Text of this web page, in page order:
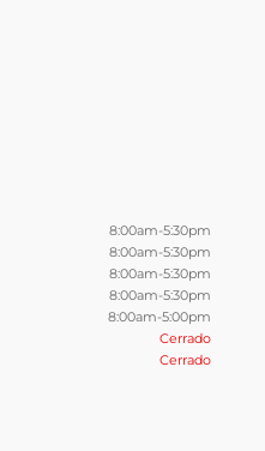
8:00am-5:30pm
8:00am-5:30pm
8:00am-5:30pm
8:00am-5:30pm
8:00am-5:00pm
Cerrado
Cerrado